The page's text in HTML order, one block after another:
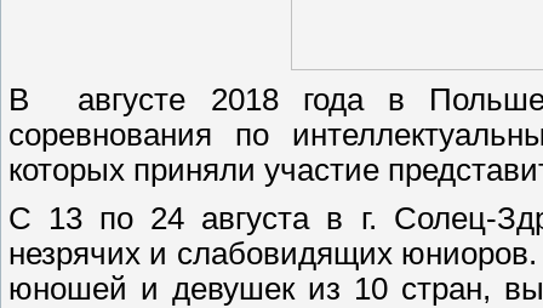
В августе 2018 года в Польше
соревнования по
которых приняли участие
С 13 по 24 августа в г. Солец-
незрячих и слабовидящих
юношей и девушек из 10 стран,